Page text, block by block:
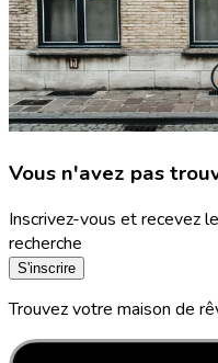
Vous n'avez pas
Inscrivez-vous et recevez
recherche
S'inscrire
Trouvez votre maison de